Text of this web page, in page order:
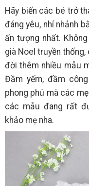
Hãy biến các bé trở
đáng yêu, nhí nhảnh
ấn tượng nhất.
già Noel truyền
đời thêm nhiều mẫu
Đầm yếm, đầm
phong phú mà các
các mẫu đang rất
khảo mẹ nha.